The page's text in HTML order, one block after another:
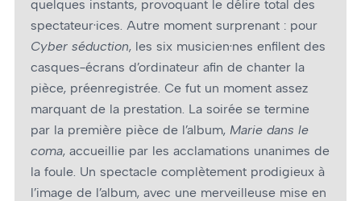
quelques instants, provoquant le délire total des
spectateur·ices. Autre moment surprenant : pour
Cyber séduction, les six musicien·nes enfilent des
casques-écrans d’ordinateur afin de chanter la
pièce, préenregistrée. Ce fut un moment assez
marquant de la prestation. La soirée se termine
par la première pièce de l’album, Marie dans le
coma, accueillie par les acclamations unanimes de
la foule. Un spectacle complètement prodigieux à
l’image de l’album, avec une merveilleuse mise en